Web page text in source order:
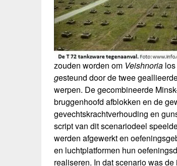
zouden worden om Veishnoria
gesteund door de twee
werpen. De gecombineerde
bruggenhoofd afblokken en de
gevechtskrachtverhouding en
script van dit scenariodeel
werden afgewerkt en
en luchtplatformen hun
realiseren. In dat scenario was